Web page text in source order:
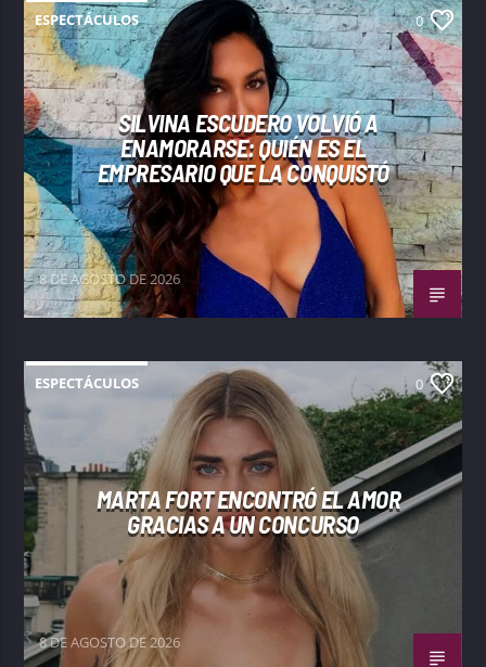
ESPECTÁCULOS 0
SILVINA ESCUDERO VOLVIÓ A
ENAMORARSE: QUIÉN ES EL
EMPRESARIO QUE LA CONQUISTÓ
8 DE AGOSTO DE 2026
ESPECTÁCULOS 0
MARTA FORT ENCONTRÓ EL AMOR
GRACIAS A UN CONCURSO
8 DE AGOSTO DE 2026